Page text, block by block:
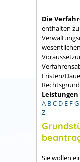
Die
enthalten
Fristen/
Leistungen
A BC D E FG
Z
Sie wollen